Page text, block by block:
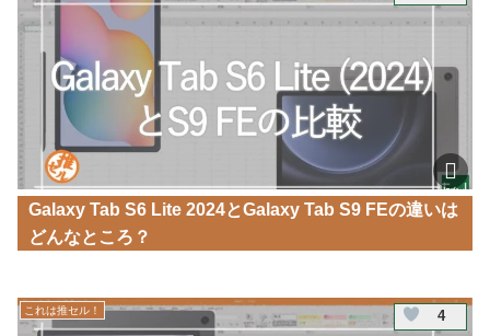
Galaxy Tab S6 Lite 2024とGalaxy Tab S9 FEの違いは
どんなところ？
これは推セル！ 4